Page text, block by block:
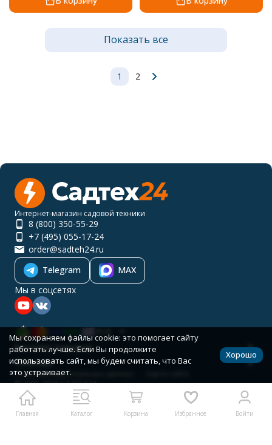
Показать все
1 2
Главная Каталог Корзина Избранное Войти
Интернет-магазин садовой техники
8 (800) 350-55-29
+7 (495) 055-17-24
order@sadteh24.ru
Telegram
MAX
Мы в соцсетях
Каталог товаров
Помощь
Политика персональных данных
© 2001-2026 САДТЕХ24
Разработано в
bodysite.ru
Мы сохраняем файлы cookie: это помогает сайту
работать лучше. Если Вы продолжите
использовать сайт, мы будем считать, что Вас
это устраивает.
Хорошо